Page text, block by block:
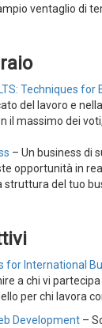
ventaglio di
Techniques for
del lavoro e
il massimo dei
– Un business di
opportunità in
del tuo
for International
a chi vi
per chi lavora
Development –